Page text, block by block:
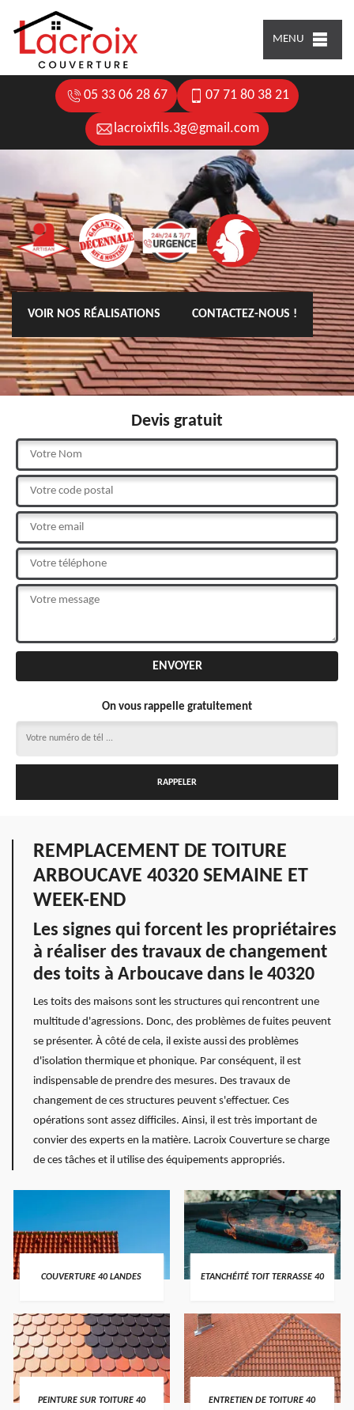
MENU
05 33 06 28 67 07 71 80 38 21
lacroixfils.3g@gmail.com
VOIR NOS RÉALISATIONS CONTACTEZ-NOUS !
Devis gratuit
On vous rappelle gratuitement
REMPLACEMENT DE TOITURE
ARBOUCAVE 40320 SEMAINE ET
WEEK-END
Les signes qui forcent les propriétaires
à réaliser des travaux de changement
des toits à Arboucave dans le 40320
Les toits des maisons sont les structures qui rencontrent une
multitude d'agressions. Donc, des problèmes de fuites peuvent
se présenter. À côté de cela, il existe aussi des problèmes
d'isolation thermique et phonique. Par conséquent, il est
indispensable de prendre des mesures. Des travaux de
changement de ces structures peuvent s'effectuer. Ces
opérations sont assez difficiles. Ainsi, il est très important de
convier des experts en la matière. Lacroix Couverture se charge
de ces tâches et il utilise des équipements appropriés.
COUVERTURE 40 LANDES ETANCHÉITÉ TOIT TERRASSE 40
PEINTURE SUR TOITURE 40 ENTRETIEN DE TOITURE 40